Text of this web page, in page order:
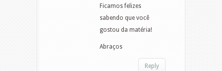
Ficamos felizes
sabendo que você
gostou da matéria!
Abraços
Reply